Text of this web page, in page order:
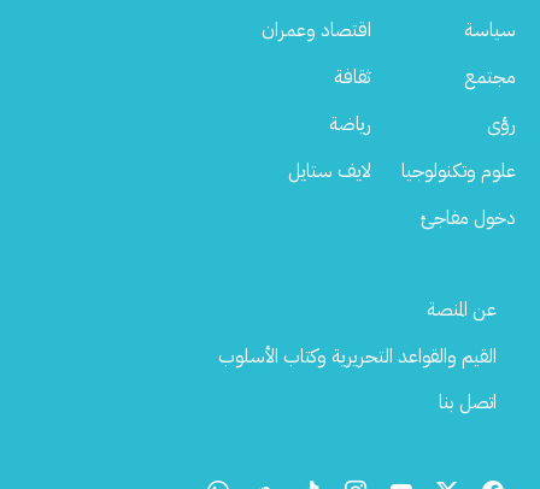
سياسة
اقتصاد وعمران
مجتمع
ثقافة
رؤى
رياضة
علوم وتكنولوجيا
لايف ستايل
دخول مفاجئ
Footer
عن المنصة
القيم والقواعد التحريرية وكتاب الأسلوب
اتصل بنا